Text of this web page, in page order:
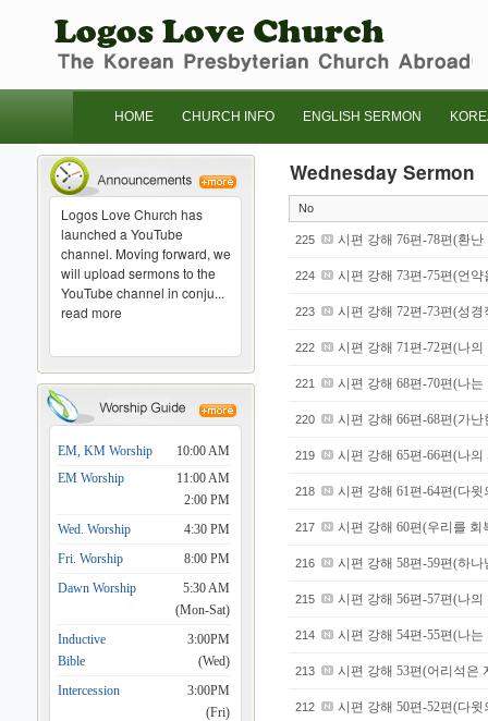
HOME CHURCH INFO ENGLISH SERMON
Logos Love Church has
launched a YouTube
channel. Moving forward, we
will upload sermons to the
YouTube channel in conju...
read more
EM, KM Worship
10:00 AM
EM Worship
11:00 AM
2:00 PM
Wed. Worship
4:30 PM
Fri. Worship
8:00 PM
Dawn Worship
5:30 AM
(Mon-Sat)
Inductive
Bible
3:00PM
(Wed)
Intercession
3:00PM
(Fri)
Wednesday Sermon
No
225 시편 강해 76편-78편(환
224 시편 강해 73편-75편(언
223 시편 강해 72편-73편(성
222 시편 강해 71편-72편(나
221 시편 강해 68편-70편(나
220 시편 강해 66편-68편(가
219 시편 강해 65편-66편(나
218 시편 강해 61편-64편(다
217 시편 강해 60편(우리를 회
216 시편 강해 58편-59편(하
215 시편 강해 56편-57편(나
214 시편 강해 54편-55편(나
213 시편 강해 53편(어리석은
212 시편 강해 50편-52편(다